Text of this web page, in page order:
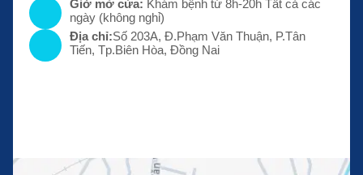
Giờ mở cửa: Khám bệnh từ 8h-20h Tất cả các
ngày (không nghỉ)
Địa chỉ:Số 203A, Đ.Phạm Văn Thuận, P.Tân
Tiến, Tp.Biên Hòa, Đồng Nai